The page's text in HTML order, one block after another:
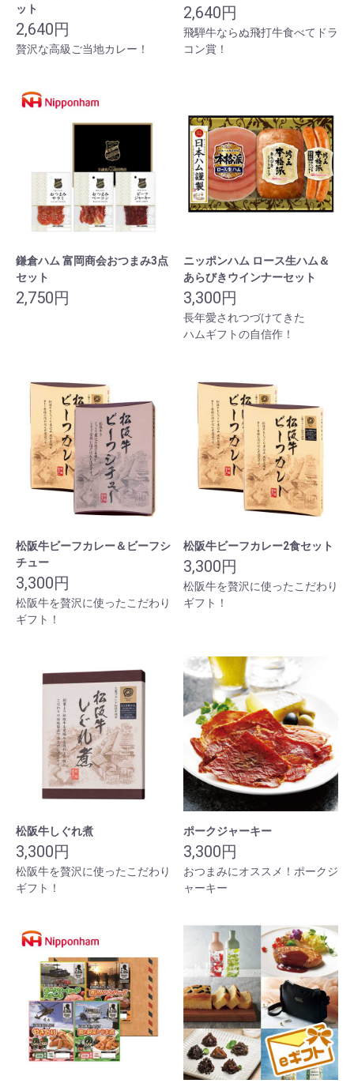
ット
2,640円
贅沢な高級ご当地カレー！
2,640円
飛騨牛ならぬ飛打牛食べてドラ
コン賞！
鎌倉ハム 富岡商会おつまみ3点
セット
2,750円
ニッポンハム ロース生ハム＆
あらびきウインナーセット
3,300円
長年愛されつづけてきた
ハムギフトの自信作！
松阪牛ビーフカレー＆ビーフシ
チュー
3,300円
松阪牛を贅沢に使ったこだわり
ギフト！
松阪牛ビーフカレー2食セット
3,300円
松阪牛を贅沢に使ったこだわり
ギフト！
松阪牛しぐれ煮
3,300円
松阪牛を贅沢に使ったこだわり
ギフト！
ポークジャーキー
3,300円
おつまみにオススメ！ポークジ
ャーキー